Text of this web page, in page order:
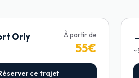
Orly À partir de
55€
ce trajet
~